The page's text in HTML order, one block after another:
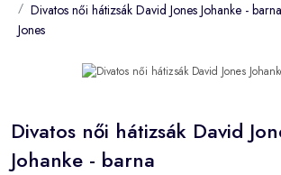
Divatos női hátizsák David Jones Johanke -
Jones
Divatos női hátizsák David
Johanke - barna